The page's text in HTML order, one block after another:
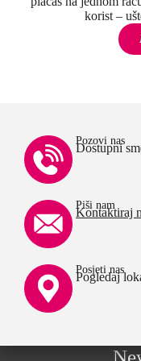
korist –
Pozovi nas
Dostupni
Piši nam
Kontaktiraj
Posjeti nas
Pogledaj